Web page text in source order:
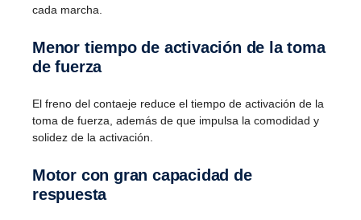
cada marcha.
Menor tiempo de activación de la toma
de fuerza
El freno del contaeje reduce el tiempo de activación de la
toma de fuerza, además de que impulsa la comodidad y
solidez de la activación.
Motor con gran capacidad de
respuesta